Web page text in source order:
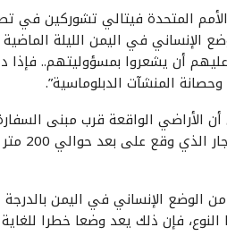
المتحدة فيتالي تشوركين
الإنساني في اليمن الليلة
أن يشعروا بمسؤوليتهم..
المنشآت الدبلوماسية”.
الأراضي الواقعة قرب مبنى
الإنساني في اليمن بالدرجة
فإن ذلك يعد وضعا خطرا